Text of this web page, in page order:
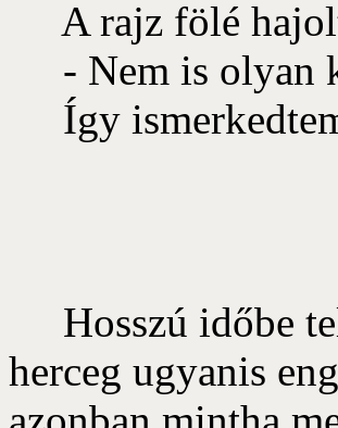
A rajz fölé
- Nem is olyan
Így
Hosszú időbe
herceg ugyanis